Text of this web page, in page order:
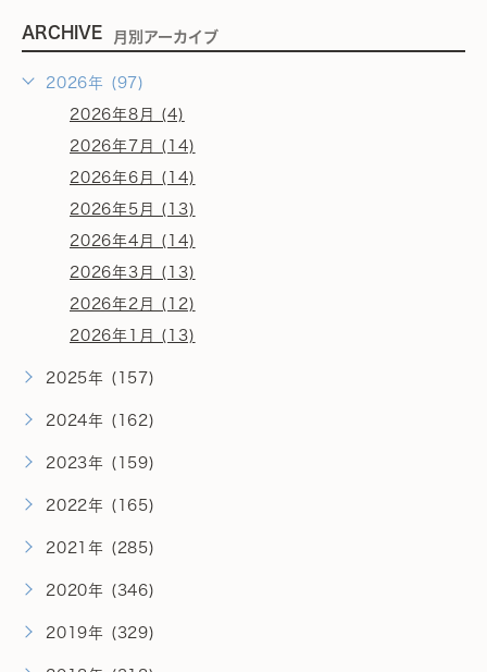
ARCHIVE 月別アーカイブ
2026年 (97)
2026年8月 (4)
2026年7月 (14)
2026年6月 (14)
2026年5月 (13)
2026年4月 (14)
2026年3月 (13)
2026年2月 (12)
2026年1月 (13)
2025年 (157)
2024年 (162)
2023年 (159)
2022年 (165)
2021年 (285)
2020年 (346)
2019年 (329)